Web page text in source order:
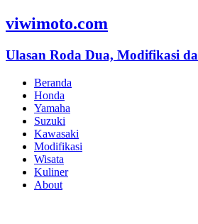
viwimoto.com
Ulasan Roda Dua, Modifikasi
Beranda
Honda
Yamaha
Suzuki
Kawasaki
Modifikasi
Wisata
Kuliner
About